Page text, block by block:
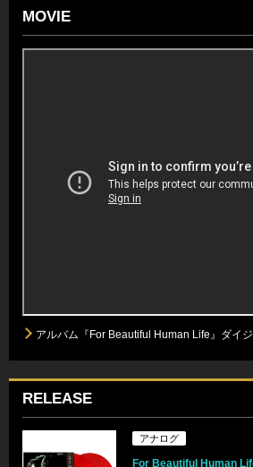
MOVIE
アルバム『For Beautiful Human Life』ダイジ
RELEASE
アナログ
For Beautiful Human